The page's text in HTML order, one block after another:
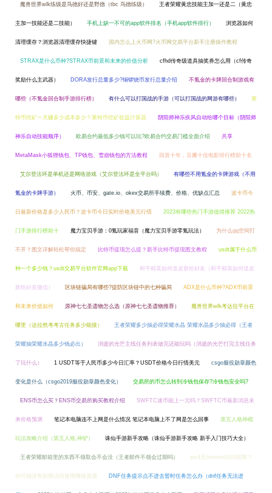
魔兽世界wlk练级是鸟德好还是野德（tbc 鸟德练级） 王者荣耀黄忠技能主加一还是二（黄忠
主加一技能还是二技能） 手机上缺一不可的app软件排名（手机app软件排行） 浏览器如何
清理缓存？浏览器清理缓存快捷键 国内怎么上火币网?火币网交易平台新手注册操作教程
STRAX是什么币种?STRAX币前景和未来的价值分析 cfhd传奇级道具抽奖券怎么用（cf传奇
奖励什么主武器） DORA发行总量多少?铜锣烧币发行总量介绍 不氪金的卡牌回合制游戏有
哪些（不氪金回合制手游排行榜） 有什么可以打国战的手游（可以打国战的网游有哪些） 莱
特币挖矿一天赚多少成本多少？莱特币挖矿收益计算器 阴阳师神乐疾风自动给哪个目标（阴阳师
神乐自动技能顺序） 欧易合约最低多少钱可以玩?欧易合约交易门槛全面介绍 共享
MetaMask小狐狸钱包、TP钱包、雪崩钱包的方法教程 回首十年，豆瓣十佳电影排行榜前十名
艾尔登法环是单机还是网络游戏（艾尔登法环是全平台吗） 有哪些不用氪金的卡牌游戏（不用
氪金的卡牌手游） 火币、币安、gate.io、okex交易所手续费、价格、优缺点汇总 波卡币今
日最新价格是多少人民币？波卡币今日实时价格美元行情 2023有哪些热门手游值得推荐 2022热
门手游排行榜前十 魔力宝贝手游：0氪玩家福音（魔力宝贝手游零氪玩法） 为什么qq空间打
不开？图文详解轻松帮你搞定 比特币提现怎么提？新手比特币提现图文教程 usdt属于什么币
种一个多少钱？usdt交易平台软件官网app下载 和平精英如何送皮肤给好友（和平精英如何送皮
肤给好友微信） 区块链骗局有哪些?提防区块链中的七种骗局 ADX是什么币种?ADX币前景
和未来价值如何 原神七七圣遗物怎么选（原神七七圣遗物推荐） 魔兽世界wlk考达拉平台在
哪里（达拉然考考古任务多少能接） 王者荣耀多少抽必得荣耀水晶 荣耀水晶多少抽必得（王者
荣耀抽荣耀水晶多少钱必出） 消逝的光芒主线任务列表做完还能玩吗（消逝的光芒打完主线任务
了玩什么） 1 USDT等于人民币多少今日汇率？USDT价格今日行情美元 csgo服役勋章颜色
变化是什么（csgo2019服役勋章颜色变化） 交易所的币怎么转到冷钱包保存?冷钱包安全吗?
ENS币怎么买？ENS币交易所购买教程介绍 SWFTC速币能上一元吗？SWFTC币最新消息未
来价格预测 笔记本电脑连不上网是什么情况 笔记本电脑上不了网是怎么回事 第五人格神棍
玩法攻略介绍（第五人格,神驴） 诛仙手游新手攻略（诛仙手游新手攻略 新手入门技巧大全）
王者荣耀邮箱里的东西不领取会不会没（王者邮件不领会过期吗） ipv4无Internet访问权限？
你可能没有权限访问使用网络资源 DNF任务提示点不进去暂时任务怎么办（dnf任务无法进